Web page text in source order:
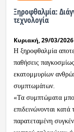
Πολιτισμός
Ξηροφθαλμία:
τεχνολογία
Κυριακή, 29/03/
Η ξηροφθαλμία
παθήσεις
εκατομμυρίων
συμπτωμάτων.
«Τα συμπτώματα
επιδεινώνονται
παρατεταμένη